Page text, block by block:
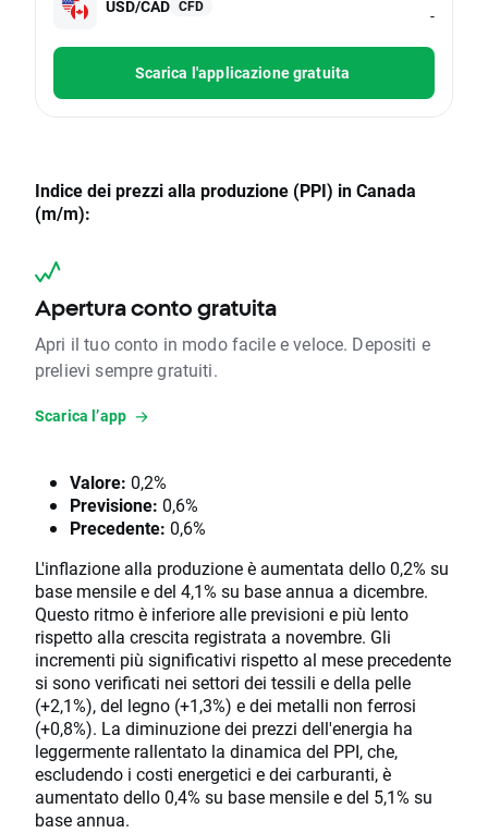
USD/CAD CFD
-
Scarica l'applicazione gratuita
Indice dei prezzi alla produzione (PPI) in Canada
(m/m):
Apertura conto gratuita
Apri il tuo conto in modo facile e veloce. Depositi e
prelievi sempre gratuiti.
Scarica l’app
Valore: 0,2%
Previsione: 0,6%
Precedente: 0,6%
L'inflazione alla produzione è aumentata dello 0,2% su
base mensile e del 4,1% su base annua a dicembre.
Questo ritmo è inferiore alle previsioni e più lento
rispetto alla crescita registrata a novembre. Gli
incrementi più significativi rispetto al mese precedente
si sono verificati nei settori dei tessili e della pelle
(+2,1%), del legno (+1,3%) e dei metalli non ferrosi
(+0,8%). La diminuzione dei prezzi dell'energia ha
leggermente rallentato la dinamica del PPI, che,
escludendo i costi energetici e dei carburanti, è
aumentato dello 0,4% su base mensile e del 5,1% su
base annua.